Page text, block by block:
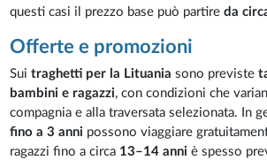
questi casi il prezzo base può partire da
Offerte e promozioni
Suitraghetti per la Lituania sono previste
bambini e ragazzi, con condizioni che
compagnia e alla traversata selezionata. In
fino a 3 anni possono viaggiare
ragazzi fino a circa 13–14 anni è spesso